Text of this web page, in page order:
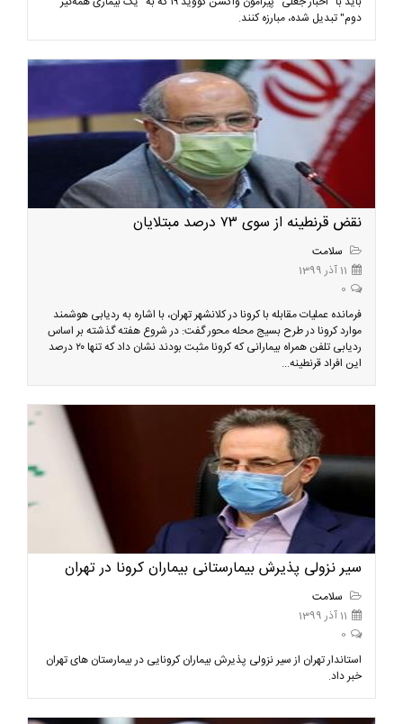
دوم" تبدیل شده، مبارزه کنند.
نقض قرنطینه از سوی ۷۳ درصد مبتلایان
سلامت
11 آذر 1399
0
فرمانده عملیات مقابله با کرونا در کلانشهر تهران، با اشاره به ردیابی هوشمند
موارد کرونا در طرح بسیج محله محور گفت: در شروع هفته گذشته بر اساس
ردیابی تلفن همراه بیمارانی که کرونا مثبت بودند نشان داد که تنها ۲۰ درصد
این افراد قرنطینه...
سیر نزولی پذیرش بیمارستانی بیماران کرونا در تهران
سلامت
11 آذر 1399
0
استاندار تهران از سیر نزولی پذیرش بیماران کرونایی در بیمارستان های تهران
خبر داد.